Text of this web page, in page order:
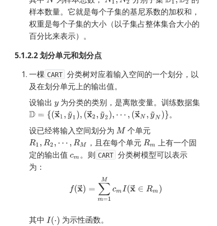
样本数量。它就是每个子集的基尼系数的加权和，
权重是每个子集的大小（以子集占整体集合大小的
百分比来表示）。
5.1.2.2 划分单元和划分点
一棵 CART 分类树对应着输入空间的一个划分，以
及在划分单元上的输出值。
设输出
为分类的类别，是离散变量。训练数据集
。
设已经将输入空间划分为
个单元
，且在每个单元
上有一个固
定的输出值
。则 CART 分类树模型可以表示
为：
其中 为示性函数。